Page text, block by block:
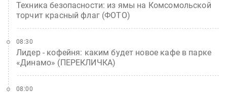
Техника безопасности: из ямы на Комсомольской
торчит красный флаг (ФОТО)
Лидер - кофейня: каким будет новое кафе в парке
«Динамо» (ПЕРЕКЛИЧКА)
08:30
08:00